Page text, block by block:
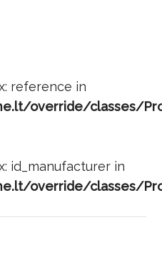
reference in
override/classes/
id_manufacturer in
override/classes/